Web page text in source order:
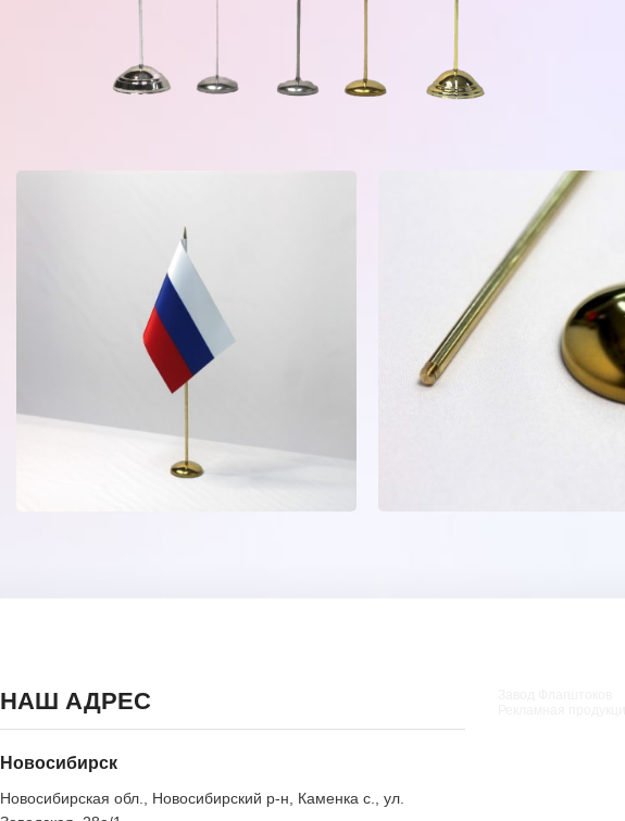
НАШ АДРЕС
Новосибирск
Новосибирская обл., Новосибирский р-н, Каменка с., ул.